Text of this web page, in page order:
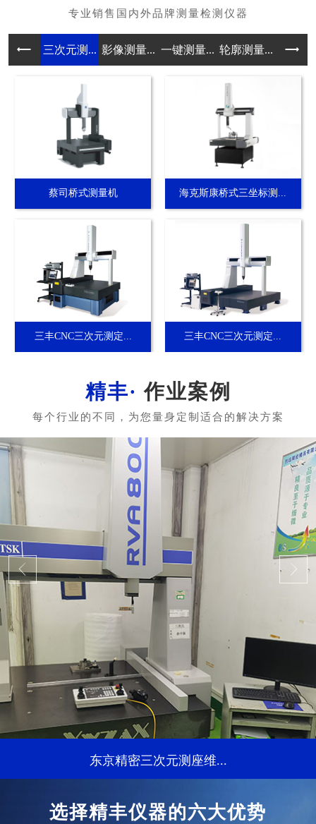
三次元测... 影像测量... 一键测量... 轮廓测量... 真圆
蔡司桥式测量机 海克斯康桥式三坐标测...
三丰CNC三次元测定... 三丰CNC三次元测定...
作业案例
东京精密三次元测座维...
...
选择精丰仪器的六大优势